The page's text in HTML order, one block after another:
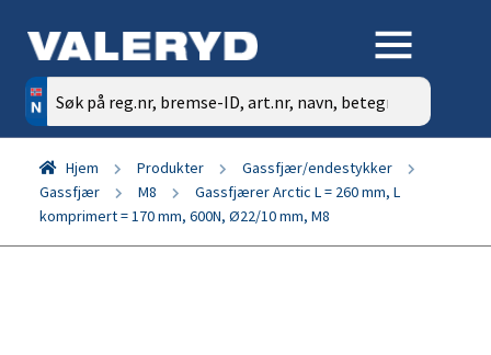
Søk
etter:
Hjem Produkter
Gassfjær/endestykker
Gassfjær
M8
Gassfjærer Arctic L = 260 mm, L
komprimert = 170 mm, 600N, Ø22/10 mm, M8